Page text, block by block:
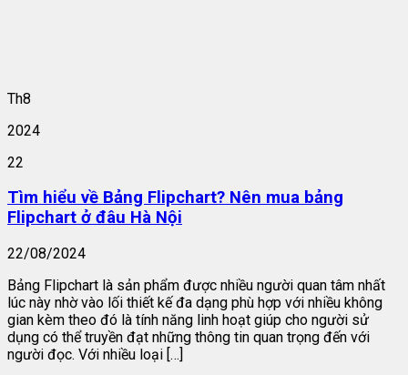
Th8
2024
22
Tìm hiểu về Bảng Flipchart? Nên mua bảng
Flipchart ở đâu Hà Nội
22/08/2024
Bảng Flipchart là sản phẩm được nhiều người quan tâm nhất
lúc này nhờ vào lối thiết kế đa dạng phù hợp với nhiều không
gian kèm theo đó là tính năng linh hoạt giúp cho người sử
dụng có thể truyền đạt những thông tin quan trọng đến với
người đọc. Với nhiều loại […]